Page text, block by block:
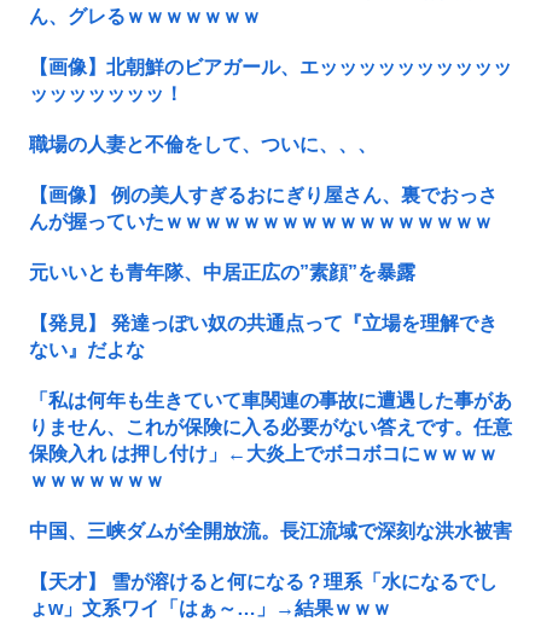
ん、グレるｗｗｗｗｗｗｗ
【画像】北朝鮮のビアガール、エッッッッッッッッッッ
ッッッッッッッ！
職場の人妻と不倫をして、ついに、、、
【画像】 例の美人すぎるおにぎり屋さん、裏でおっさ
んが握っていたｗｗｗｗｗｗｗｗｗｗｗｗｗｗｗｗｗ
元いいとも青年隊、中居正広の”素顔”を暴露
【発見】 発達っぽい奴の共通点って『立場を理解でき
ない』だよな
「私は何年も生きていて車関連の事故に遭遇した事があ
りません、これが保険に入る必要がない答えです。任意
保険入れ は押し付け」←大炎上でボコボコにｗｗｗｗ
ｗｗｗｗｗｗｗ
中国、三峡ダムが全開放流。長江流域で深刻な洪水被害
【天才】 雪が溶けると何になる？理系「水になるでし
ょw」文系ワイ「はぁ～…」→結果ｗｗｗ